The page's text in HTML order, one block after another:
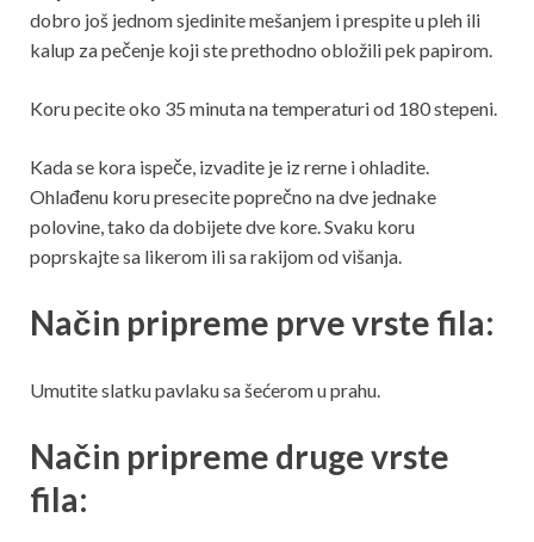
dobro još jednom sjedinite mešanjem i prespite u pleh ili
kalup za pečenje koji ste prethodno obložili pek papirom.
Koru pecite oko 35 minuta na temperaturi od 180 stepeni.
Kada se kora ispeče, izvadite je iz rerne i ohladite.
Ohlađenu koru presecite poprečno na dve jednake
polovine, tako da dobijete dve kore. Svaku koru
poprskajte sa likerom ili sa rakijom od višanja.
Način pripreme prve vrste fila:
Umutite slatku pavlaku sa šećerom u prahu.
Način pripreme druge vrste
fila: